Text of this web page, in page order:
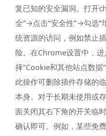
复已知的安全漏洞。打开
全”→点击“安全性”→勾选“
统资源的访问，例如禁止
险。在Chrome设置中，
择“Cookie和其他站点数据
此操作可删除插件存储的
本身。对于长期未使用或
面关闭其右下角的开关临
确认即可。例如，某些免